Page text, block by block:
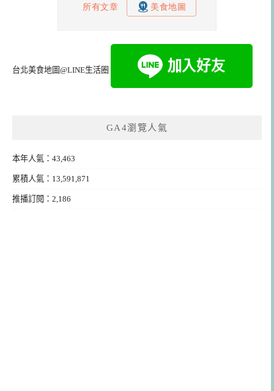
台北美食地圖@LINE生活圈
GA4瀏覽人氣
本年人氣：43,463
累積人氣：13,591,871
推播訂閱：2,186